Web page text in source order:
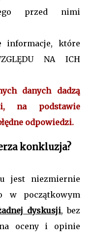
przed nimi
informacje, które
NA ICH
danych dadzą
na podstawie
odpowiedzi.
konkluzja?
jest niezmiernie
początkowym
dyskusji, bez
oceny i opinie